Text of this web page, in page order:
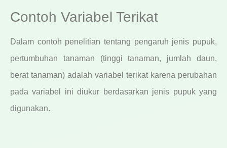
Contoh Variabel Terikat
Dalam contoh penelitian tentang pengaruh jenis pupuk,
pertumbuhan tanaman (tinggi tanaman, jumlah daun,
berat tanaman) adalah variabel terikat karena perubahan
pada variabel ini diukur berdasarkan jenis pupuk yang
digunakan.